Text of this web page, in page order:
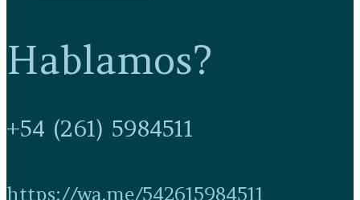
Hablamos?
+54 (261) 5984511
https://wa.me/542615984511